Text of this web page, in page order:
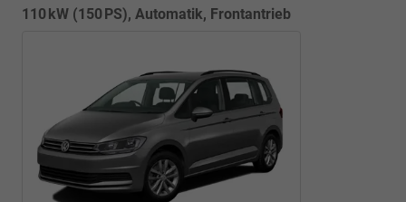
110 kW (150 PS), Automatik, Frontantrieb